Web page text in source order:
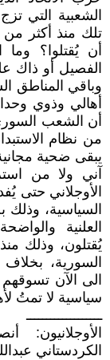
الشعبية التي
تلك منذ أكثر من
أن يُقتلوا؟ وما
الفصيل أو ذاك
وباقي المناطق
أهالي وذوي
أن الشعب
من نظام
يبقى ضحية
آني ولا من
الأوجلاني حتى
السياسية،
العلنية
يُقتلون، وذلك
السورية،
الى الآن
سياسية لا تمتُ
ـــــــــــــــــــ
الكردستاني